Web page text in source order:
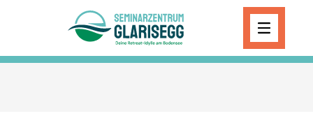
Skip to main content